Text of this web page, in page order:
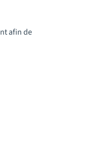
afin de